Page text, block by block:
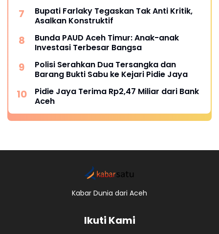
Bupati Farlaky Tegaskan Tak Anti Kritik,
Asalkan Konstruktif
Bunda PAUD Aceh Timur: Anak-anak
Investasi Terbesar Bangsa
Polisi Serahkan Dua Tersangka dan
Barang Bukti Sabu ke Kejari Pidie Jaya
Pidie Jaya Terima Rp2,47 Miliar dari Bank
Aceh
Kabar Dunia dari Aceh
Ikuti Kami